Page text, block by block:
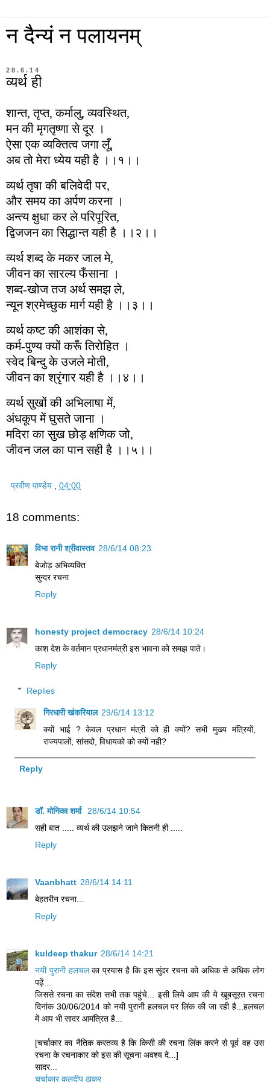
न दैन्यं न पलायनम्
28.6.14
व्यर्थ ही
शान्त, तृप्त, कर्मालु, व्यवस्थित,
मन की मृगतृष्णा से दूर ।
ऐसा एक व्यक्तित्व जगा लूँ,
अब तो मेरा ध्येय यही है ।।१।।
व्यर्थ तृषा की बलिवेदी पर,
और समय का अर्पण करना ।
अन्त्य क्षुधा कर ले परिपूरित,
द्विजजन का सिद्धान्त यही है ।।२।।
व्यर्थ शब्द के मकर जाल मे,
जीवन का सारल्य फँसाना ।
शब्द-खोज तज अर्थ समझ ले,
न्यून श्रमेच्छुक मार्ग यही है ।।३।।
व्यर्थ कष्ट की आशंका से,
कर्म-पुण्य क्यों करूँ तिरोहित ।
स्वेद बिन्दु के उजले मोती,
जीवन का श्रृंगार यही है ।।४।।
व्यर्थ सुखों की अभिलाषा में,
अंधकूप में घुसते जाना ।
मदिरा का सुख छोड़ क्षणिक जो,
जीवन जल का पान सही है ।।५।।
प्रवीण पाण्डेय 04:00
18 comments:
विभा रानी श्रीवास्तव 28/6/14 08:23
बेजोड़ अभिव्यक्ति
सुन्दर रचना
Reply
honesty project democracy 28/6/14 10:24
काश देश के वर्तमान प्रधानमंत्री इस भावना को समझ पाते।
Reply
Replies
गिरधारी खंकरियाल 29/6/14 13:12
क्यों भाई ? केवल प्रधान मंत्री को ही क्यों? सभी मुख्य मंत्रियों,
राज्यपालों, सांसदो, विधायको को क्यों नही?
Reply
डॉ. मोनिका शर्मा
28/6/14 10:54
सही बात ..... व्यर्थ की उलझने जाने कितनी ही .....
Reply
Vaanbhatt 28/6/14 14:11
बेहतरीन रचना...
Reply
kuldeep thakur 28/6/14 14:21
नयी पुरानी हलचलका प्रयास है कि इस सुंदर रचना को अधिक से अधिक लोग
पढ़ें...
जिससे रचना का संदेश सभी तक पहुंचे... इसी लिये आप की ये खूबसूरत रचना
दिनांक 30/06/2014 को नयी पुरानी हलचल पर लिंक की जा रही है...हलचल
में आप भी सादर आमंत्रित है...
[चर्चाकार का नैतिक करतव्य है कि किसी की रचना लिंक करने से पूर्व वह उस
रचना के रचनाकार को इस की सूचना अवश्य दे...]
सादर...
चर्चाकार कुलदीप ठाकुर